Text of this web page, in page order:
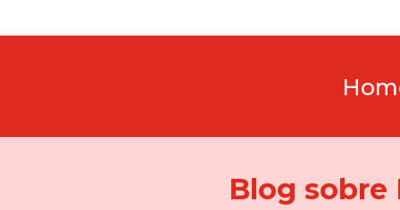
Blog sobre